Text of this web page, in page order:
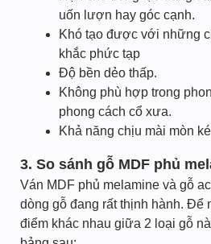
uốn lượn hay góc cạnh.
Khó tạo được với những
khắc phức tạp
Độ bền dẻo thấp.
Không phù hợp trong
phong cách cổ xưa.
Khả năng chịu mài mòn
3. So sánh gỗ MDF phủ
Ván MDF phủ melamine và gỗ
dòng gỗ đang rất thịnh hành. Để
điểm khác nhau giữa 2 loại gỗ